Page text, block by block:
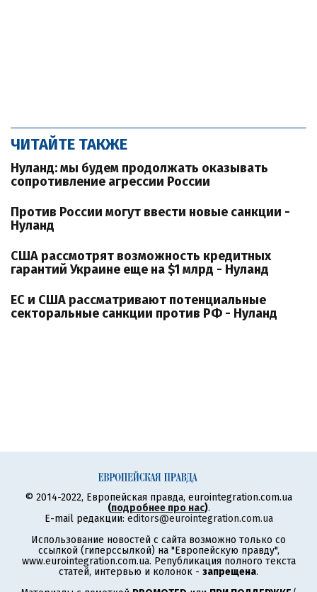
ЧИТАЙТЕ ТАКЖЕ
Нуланд: мы будем продолжать оказывать
сопротивление агрессии России
Против России могут ввести новые санкции -
Нуланд
США рассмотрят возможность кредитных
гарантий Украине еще на $1 млрд - Нуланд
ЕС и США рассматривают потенциальные
секторальные санкции против РФ - Нуланд
© 2014-2022, Европейская правда, eurointegration.com.ua
(подробнее про нас).
E-mail редакции: editors@eurointegration.com.ua
Использование новостей с сайта возможно только со
ссылкой (гиперссылкой) на "Европейскую правду",
www.eurointegration.com.ua. Републикация полного текста
статей, интервью и колонок - запрещена.